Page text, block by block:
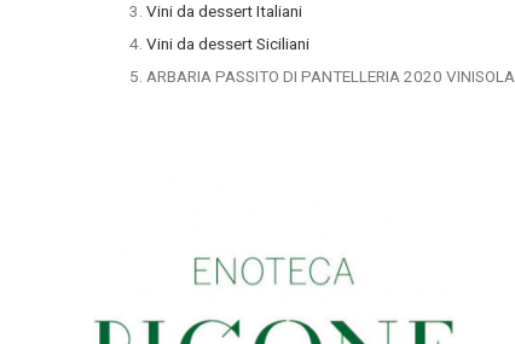
Vini da dessert Italiani
Vini da dessert Siciliani
ARBARIA PASSITO DI PANTELLERIA 2020 VINISOLA